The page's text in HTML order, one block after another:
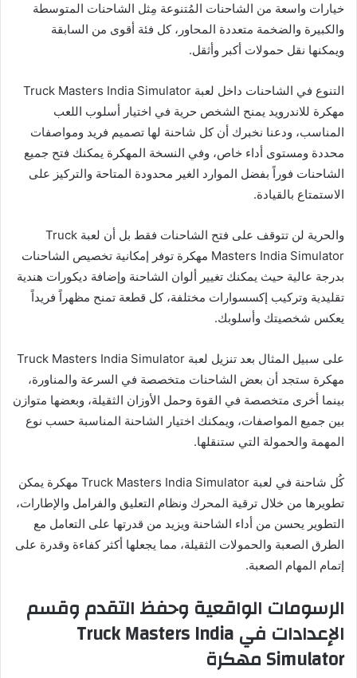
خيارات واسعة من الشاحنات المُتنوعة مِثل الشاحنات المتوسطة
والكبيرة والضخمة متعددة المحاور، كل فئة أقوى من السابقة
ويمكنها نقل حمولات أكبر وأثقل.
التنوع في الشاحنات داخل لعبة Truck Masters India Simulator
مهكرة للاندرويد يمنح الشخص حرية في اختيار أسلوب اللعب
المناسب، ودعنا نخبرك أن كل شاحنة لها تصميم فريد ومواصفات
محددة ومستوى أداء خاص، وفي النسخة المهكرة يمكنك فتح جميع
الشاحنات فوراً بفضل الموارد الغير محدودة المتاحة والتركيز على
الاستمتاع بالقيادة.
والحرية لن تتوقف على فتح الشاحنات فقط بل أن لعبة Truck
Masters India Simulator مهكرة توفر إمكانية تخصيص الشاحنات
بدرجة عالية حيث يمكنك تغيير ألوان الشاحنة وإضافة ديكورات هندية
تقليدية وتركيب إكسسوارات مختلفة، كل قطعة تمنح مظهراً فريداً
يعكس شخصيتك وأسلوبك.
على سبيل المثال بعد تنزيل لعبة Truck Masters India Simulator
مهكرة ستجد أن بعض الشاحنات متخصصة في السرعة والمناورة،
بينما أخرى متخصصة في القوة وحمل الأوزان الثقيلة، وبعضها متوازن
بين جميع المواصفات، ويمكنك اختيار الشاحنة المناسبة حسب نوع
المهمة والحمولة التي ستنقلها.
كُل شاحنة في لعبة Truck Masters India Simulator مهكرة يمكن
تطويرها من خلال ترقية المحرك ونظام التعليق والفرامل والإطارات،
التطوير يحسن من أداء الشاحنة ويزيد من قدرتها على التعامل مع
الطرق الصعبة والحمولات الثقيلة، مما يجعلها أكثر كفاءة وقدرة على
إتمام المهام الصعبة.
الرسومات الواقعية وحفظ التقدم وقسم
الإعدادات في Truck Masters India
Simulator مهكرة